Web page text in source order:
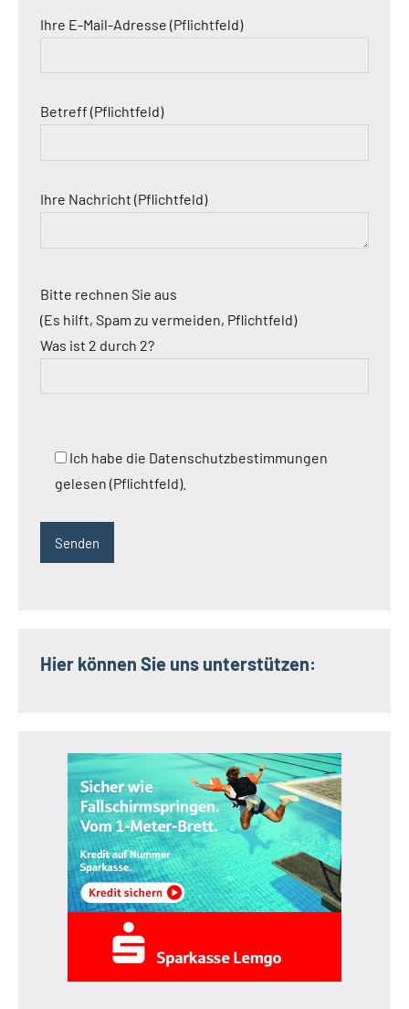
Ihre E-Mail-Adresse (Pflichtfeld)
Betreff (Pflichtfeld)
Ihre Nachricht (Pflichtfeld)
Bitte rechnen Sie aus
(Es hilft, Spam zu vermeiden, Pflichtfeld)
Was ist 2 durch 2?
Ich habe die Datenschutzbestimmungen
gelesen (Pflichtfeld).
Hier können Sie uns unterstützen: